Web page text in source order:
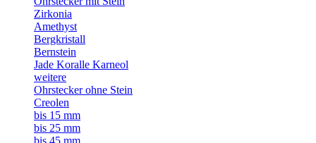
Zirkonia
Amethyst
Bergkristall
Bernstein
Jade Koralle Karneol
weitere
Ohrstecker ohne Stein
Creolen
bis 15 mm
bis 25 mm
bis 45 mm